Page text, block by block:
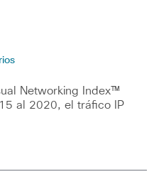
Networking Index™
al 2020, el tráfico IP